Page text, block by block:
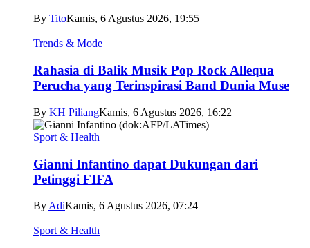
By TitoKamis, 6 Agustus 2026, 19:55
Trends & Mode
Rahasia di Balik Musik Pop Rock Allequa
Perucha yang Terinspirasi Band Dunia Muse
By KH PiliangKamis, 6 Agustus 2026, 16:22
Sport & Health
Gianni Infantino dapat Dukungan dari
Petinggi FIFA
By AdiKamis, 6 Agustus 2026, 07:24
Sport & Health